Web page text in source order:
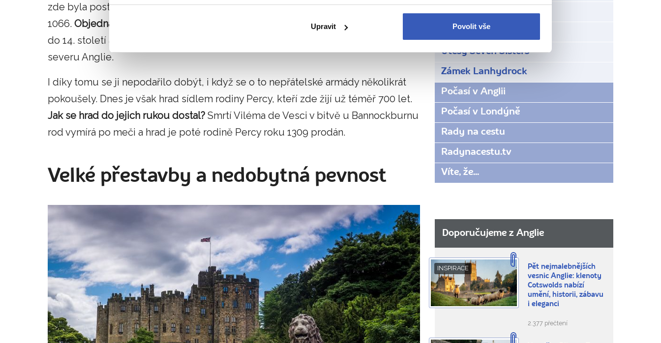
Upravit Povolit vše
zde byla postavena nedlouho po dobytí Anglie Vilémem Dobyvatelem roku
1066. Objednavatel hradu byl baron Ivo de Vesci.
V této rodině se hrad udržel až
do 14. století a už od začátku se jednalo o jednu z nejsilnějších pevností na
severu Anglie.
I díky tomu se ji nepodařilo dobýt, i když se o to nepřátelské armády několikrát
pokoušely. Dnes je však hrad sídlem rodiny Percy, kteří zde žijí už téměř 700 let.
Jak se hrad do jejich rukou dostal? Smrtí Viléma de Vesci v bitvě u Bannockburnu
rod vymírá po meči a hrad je poté rodině Percy roku 1309 prodán.
Velké přestavby a nedobytná pevnost
Stonehenge
Tintagel
Útesy Seven Sisters
Zámek Lanhydrock
Počasí v Anglii
Počasí v Londýně
Rady na cestu
Radynacestu.tv
Víte, že...
Doporučujeme z Anglie
INSPIRACE
Pět nejmalebnějších
vesnic Anglie: klenoty
Cotswolds nabízí
umění, historii, zábavu
i eleganci
2.377 přečtení